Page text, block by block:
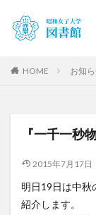
HOME お知
『一千一秒
2015年7月17日
明日19日は中秋
紹介します。